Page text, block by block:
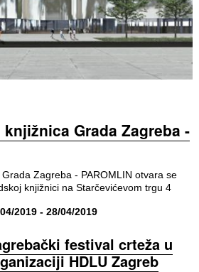
Grada Zagreba -
Zagreba - PAROMLIN otvara se
knjižnici na Starčevićevom trgu 4
2019 - 28/04/2019
festival crteža u
HDLU Zagreb